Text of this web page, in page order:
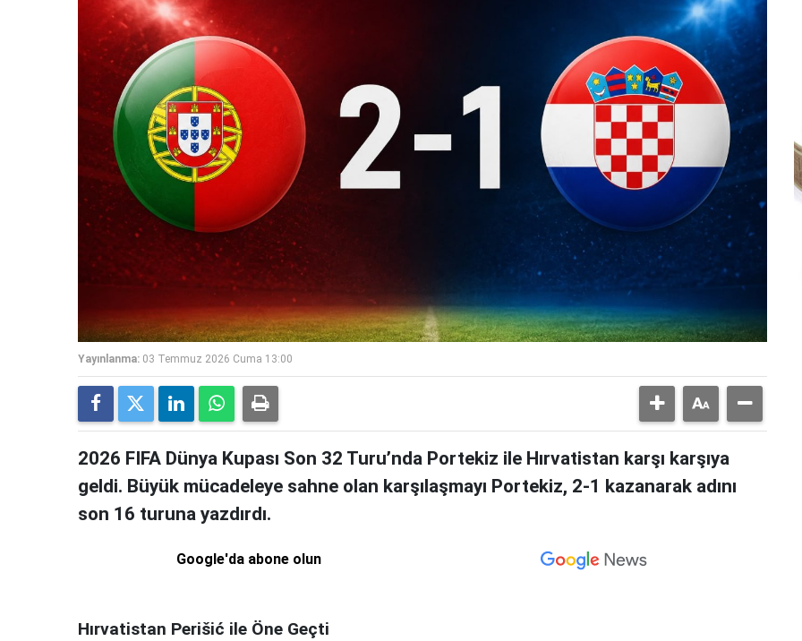
Yayınlanma: 03 Temmuz 2026 Cuma 13:00
2026 FIFA Dünya Kupası Son 32 Turu’nda Portekiz ile Hırvatistan karşı karşıya
geldi. Büyük mücadeleye sahne olan karşılaşmayı Portekiz, 2-1 kazanarak adını
son 16 turuna yazdırdı.
Google'da abone olun
Hırvatistan Perišić ile Öne Geçti